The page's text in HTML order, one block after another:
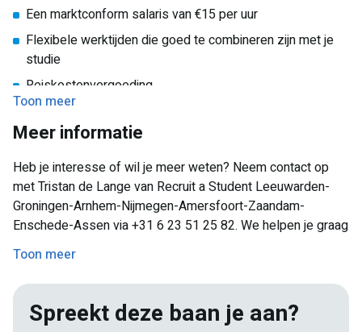
als schriftelijk
Je beschikt over goede teamvaardigheden
Een marktconform salaris van €15 per uur
Flexibele werktijden die goed te combineren zijn met je
studie
Reiskostenvergoeding
Persoonlijke ontwikkelingstrainingen en
doorgroeimogelijkheden
De kans om te werken met de nieuwste ICT-
technologieën
Een leuke, leerzame werkomgeving met enthousiaste
collega’s
Toon meer
Meer informatie
Heb je interesse of wil je meer weten? Neem contact op
met Tristan de Lange van Recruit a Student Leeuwarden-
Groningen-Arnhem-Nijmegen-Amersfoort-Zaandam-
Enschede-Assen via +31 6 23 51 25 82. We helpen je graag
verder en beantwoorden al je vragen. Solliciteer vandaag
nog en start jouw carrière in de ICT!
Toon meer
Spreekt deze baan je aan?